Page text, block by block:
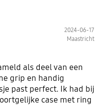
2024-06-17
Maastricht
als deel van een
grip en handig
past perfect. Ik had bij
case met ring